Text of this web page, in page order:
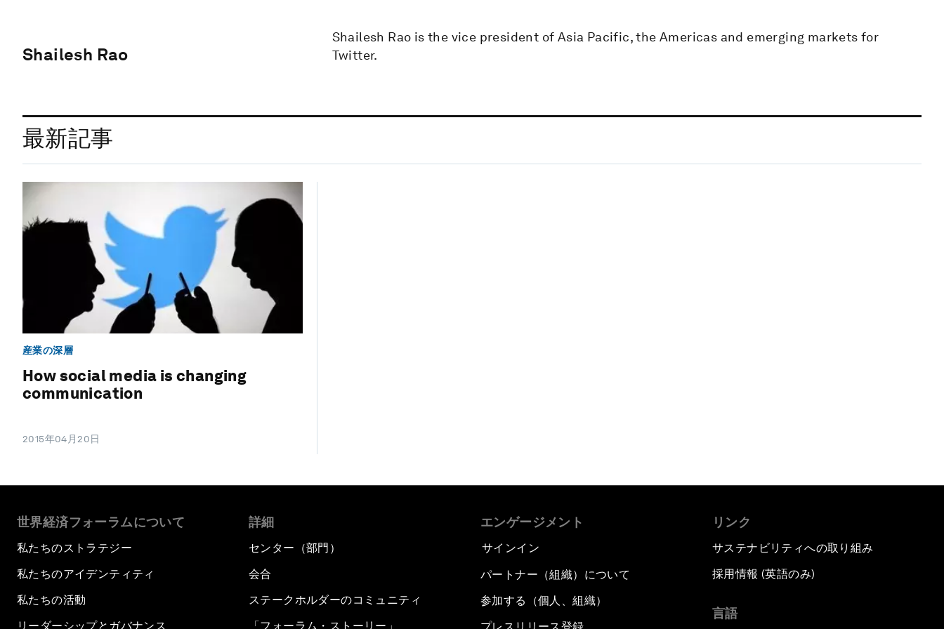
Shailesh Rao
Shailesh Rao is the vice president of Asia Pacific, the Americas and emerging markets for
Twitter.
最新記事
産業の深層
How social media is changing
communication
2015年04月20日
世界経済フォーラムについて
私たちのストラテジー
私たちのアイデンティティ
私たちの活動
リーダーシップとガバナンス
詳細
センター（部門）
会合
ステークホルダーのコミュニティ
「フォーラム・ストーリー」
エンゲージメント
サインイン
パートナー（組織）について
参加する（個人、組織）
リンク
サステナビリティへの取り組み
採用情報 (英語のみ)
言語